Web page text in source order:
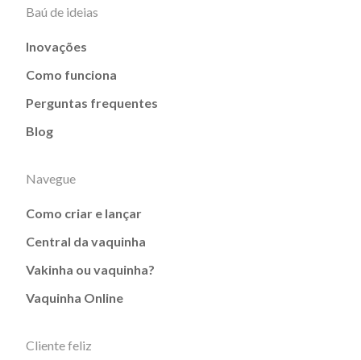
Baú de ideias
Inovações
Como funciona
Perguntas frequentes
Blog
Navegue
Como criar e lançar
Central da vaquinha
Vakinha ou vaquinha?
Vaquinha Online
Cliente feliz